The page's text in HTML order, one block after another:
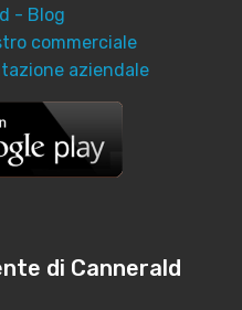
- Blog
commerciale
aziendale
di Cannerald